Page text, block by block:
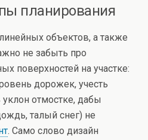
планирования
объектов, а также
не забыть про
поверхностей на участке:
дорожек, учесть
отмостке, дабы
талый снег) не
. Само слово дизайн